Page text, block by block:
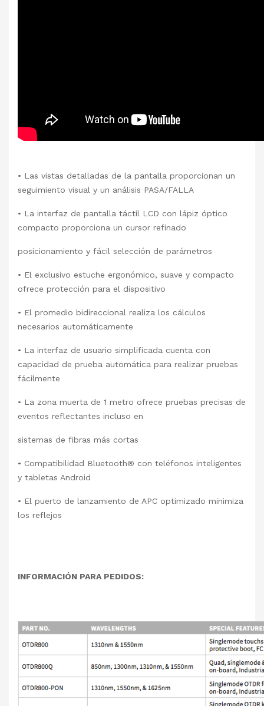
• Las vistas detalladas de la pantalla proporcionan un
seguimiento visual y un análisis PASA/FALLA
• La interfaz de pantalla táctil LCD con lápiz óptico
compacto proporciona un cursor refinado
posicionamiento y fácil selección de parámetros
• El exclusivo estuche ergonómico, suave y compacto
ofrece protección para el dispositivo
• El promedio bidireccional realiza los cálculos
necesarios automáticamente
• La interfaz de usuario simplificada cuenta con
capacidad de prueba automática para realizar pruebas
fácilmente
• La zona muerta de 1 metro ofrece pruebas precisas de
eventos reflectantes incluso en
sistemas de fibras más cortas
• Compatibilidad Bluetooth® con teléfonos inteligentes
y tabletas Android
• El puerto de lanzamiento de APC optimizado minimiza
los reflejos
INFORMACIÓN PARA PEDIDOS: